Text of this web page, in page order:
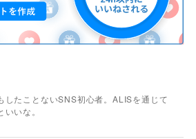
したことないSNS初心者。ALISを通じて
いな。